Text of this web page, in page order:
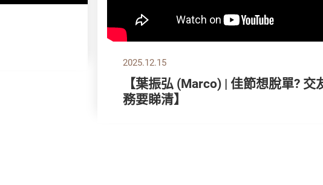
2025.12.15
【葉振弘 (Marco) | 佳節想脫單? 交
務要睇清】